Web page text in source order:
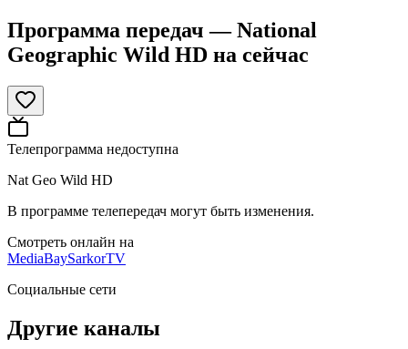
Программа передач —National
Geographic Wild HD на сейчас
Телепрограмма недоступна
Nat Geo Wild HD
В программе телепередач могут быть изменения.
Смотреть онлайн на
MediaBaySarkorTV
Социальные сети
Другие каналы